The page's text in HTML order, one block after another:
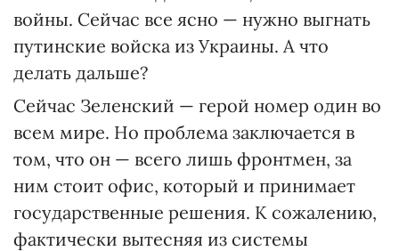
войны. Сейчас все ясно — нужно выгнать
путинские войска из Украины. А что
делать дальше?
Сейчас Зеленский — герой номер один во
всем мире. Но проблема заключается в
том, что он — всего лишь фронтмен, за
ним стоит офис, который и принимает
государственные решения. К сожалению,
фактически вытесняя из системы